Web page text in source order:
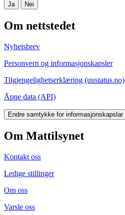
Ja Nei
Om nettstedet
Nyhetsbrev
Personvern og informasjonskapsler
Tilgjengelighetserklæring (uustatus.no)
Åpne data (API)
Endre samtykke for informasjonskapslar
Om Mattilsynet
Kontakt oss
Ledige stillinger
Om oss
Varsle oss